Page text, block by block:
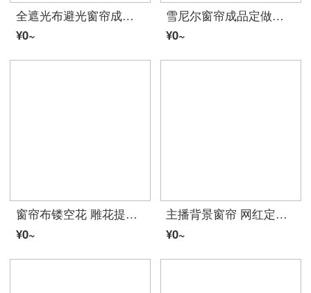
全遮光布避光窗帘成品布料保暖隔热防晒阳台卧室飘窗遮阳布 3.4米宽X2.5米高 (这是一片的尺寸) 加厚全遮光(大布带送四叉钩)
¥0~
雪尼尔窗帘成品定做卧室客厅阳台隔断现代简约条纹窗纱帘 浅咖啡 6.0(宽)*2.7(高)一块挂钩
¥0~
窗帘布镂空花 雕花提花全遮光窗帘布料纱成品大气卧室客厅婚房红色 莲花咖 宽4.0米*高2.7米 套装1片
¥0~
主播背景窗帘 网红定制公主款星空星星窗帘双层全遮光现代飘窗卧室客厅 定制每米含挂钩（要蝴蝶结联系客服） 灰色丽莎星星
¥0~